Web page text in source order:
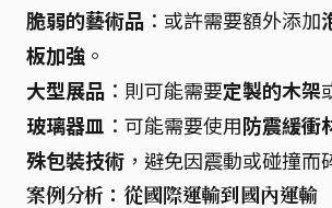
脆弱的藝術品 ：或許需要額外添加
板加強 。
大型展品 ：則可能需要定製的木架
玻璃器皿 ：可能需要使用防震緩衝
殊包裝技術 ，避免因震動或碰撞而
案例分析：從國際運輸到國內運輸